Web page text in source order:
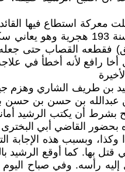
معركة استطاع فيها
إذا سمع بالعفو فقال
رافع لأنه أخطأ في
بن طريف الشاري وهزم
بن عبدالله بن حسن بن
أن يكتب الرشيد أمانا
بحضور القاضي أبي
وبسبب هذه الإجابة
قتل بها. كما أوقع
إليه رأسه. وفي صباح